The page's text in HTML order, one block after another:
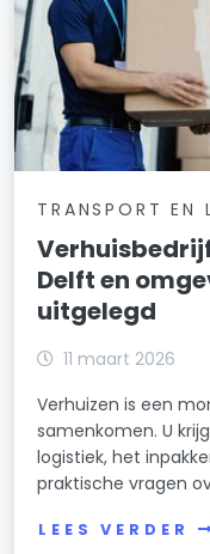
TRANSPORT EN
Delft en
uitgelegd
11 maart 2026
Verhuizen is een
samenkomen. U
logistiek, het
praktische vragen
LEES VERDER